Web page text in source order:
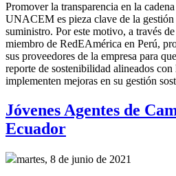
Promover la transparencia en la
UNACEM es pieza clave de la gestión
suministro. Por este motivo, a través
miembro de RedEAmérica en Perú,
sus proveedores de la empresa para
reporte de sostenibilidad alineados
implementen mejoras en su gestión
Jóvenes Agentes de
Ecuador
martes, 8 de junio de 2021